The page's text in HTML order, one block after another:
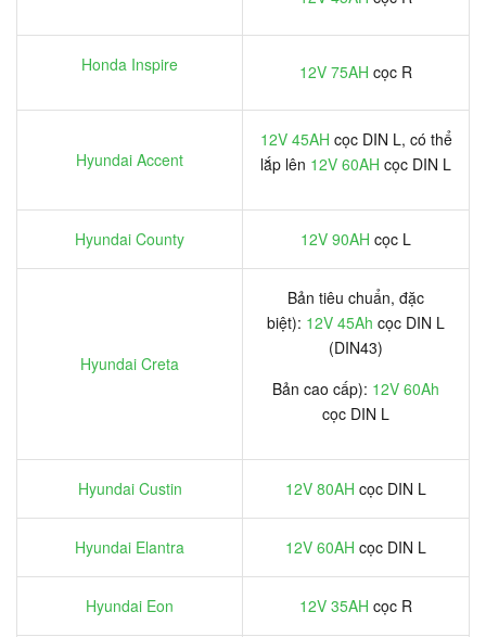
Honda Inspire 12V 75AH cọc R
Hyundai Accent
12V 45AH cọc DIN L, có thể
lắp lên 12V 60AH cọc DIN L
Hyundai County 12V 90AH cọc L
Hyundai Creta
Bản tiêu chuẩn, đặc
biệt): 12V 45Ah cọc DIN L
(DIN43)
Bản cao cấp): 12V 60Ah
cọc DIN L
Hyundai Custin 12V 80AH cọc DIN L
Hyundai Elantra 12V 60AH cọc DIN L
Hyundai Eon 12V 35AH cọc R